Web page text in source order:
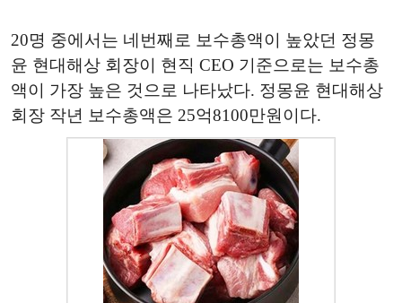
20명 중에서는 네번째로 보수총액이 높았던 정몽
윤 현대해상 회장이 현직 CEO 기준으로는 보수총
액이 가장 높은 것으로 나타났다. 정몽윤 현대해상
회장 작년 보수총액은 25억8100만원이다.